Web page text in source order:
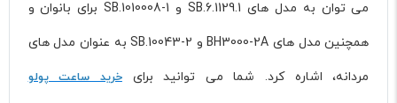
می توان به مدل های SB.6.1129.1 و SB.1010008-1 برای بانوان و
همچنین مدل های BH3000-2A و SB.10043-2 به عنوان مدل های
مردانه، اشاره کرد. شما می توانید برایخرید ساعت پولو